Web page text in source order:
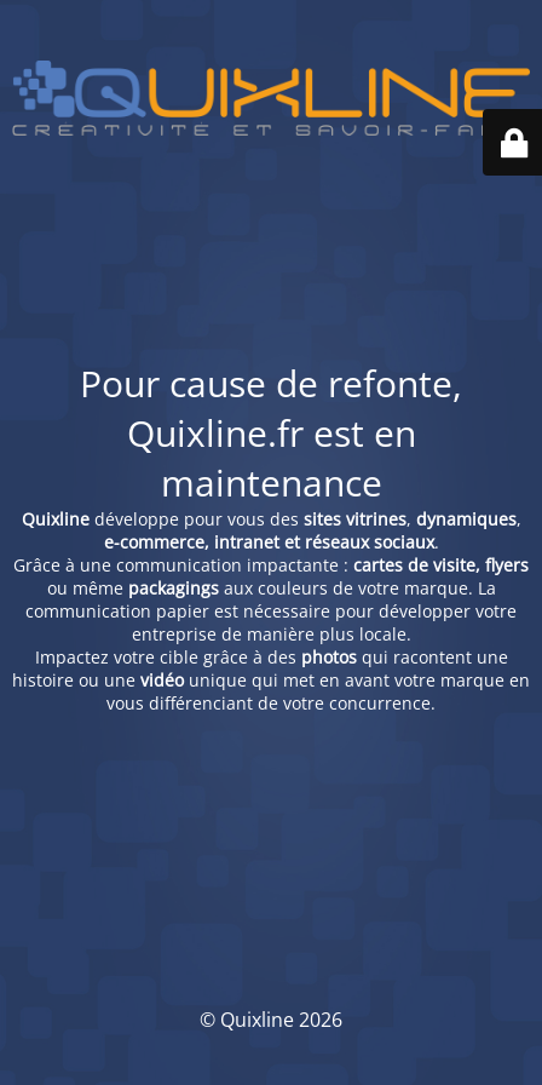
Pour cause de refonte,
Quixline.fr est en
maintenance
Quixlinedéveloppe pour vous des sites vitrines, dynamiques,
e-commerce, intranet et réseaux sociaux.
Grâce à une communication impactante : cartes de visite, flyers
ou même packagingsaux couleurs de votre marque. La
communication papier est nécessaire pour développer votre
entreprise de manière plus locale.
Impactez votre cible grâce à des photosqui racontent une
histoire ou une vidéounique qui met en avant votre marque en
vous différenciant de votre concurrence.
© Quixline 2026